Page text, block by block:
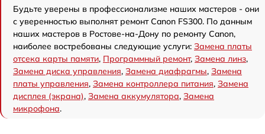
Будьте уверены в профессионализме наших мастеров - они
с уверенностью выполнят ремонт Canon FS300. По данным
наших мастеров в Ростове-на-Дону по ремонту Canon,
наиболее востребованы следующие услуги: Замена платы
отсека карты памяти, Программный ремонт, Замена линз,
Замена диска управления, Замена диафрагмы, Замена
платы управления, Замена контроллера питания, Замена
дисплея (экрана), Замена аккумулятора, Замена
микрофона.